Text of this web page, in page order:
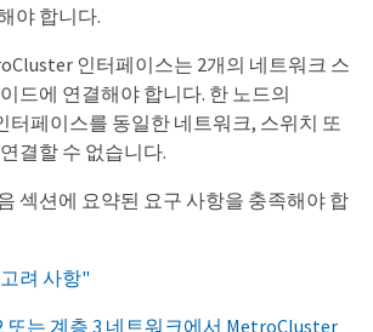
야 합니다.
인터페이스는 2개의 네트워크 스
드에 연결해야 합니다. 한 노드의
터페이스를 동일한 네트워크, 스위치 또
결할 수 없습니다.
섹션에 요약된 요구 사항을 충족해야 합
려 사항"
또는 계층 3 네트워크에서 MetroCluster